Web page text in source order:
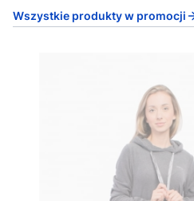
Wszystkie produkty w promocji